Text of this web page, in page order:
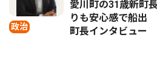
政治
愛川町の31歳新町
りも安心感で船出
町長インタビュー